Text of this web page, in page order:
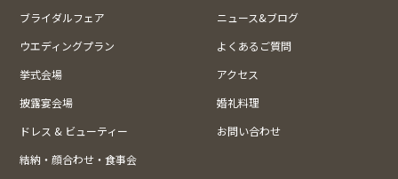
ブライダルフェア
ニュース&ブログ
ウエディングプラン
よくあるご質問
挙式会場
アクセス
披露宴会場
婚礼料理
ドレス & ビューティー
お問い合わせ
結納・顔合わせ・食事会